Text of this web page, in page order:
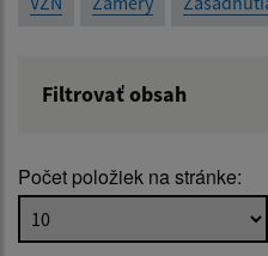
Filtrovať obsah
Popis:
Počet položiek na stránke: